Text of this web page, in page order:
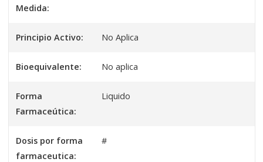
Medida:
Principio Activo: No Aplica
Bioequivalente: No aplica
Forma
Farmaceútica:
Liquido
Dosis por forma
farmaceutica:
#